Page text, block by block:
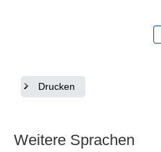
Drucken
Weitere Sprachen